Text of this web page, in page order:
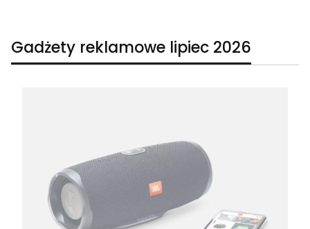
Gadżety reklamowe lipiec 2026